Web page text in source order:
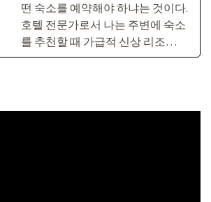
떤 숙소를 예약해야 하냐는 것이다.
호텔 전문가로서 나는 주변에 숙소
를 추천할 때 가급적 신상 리조…